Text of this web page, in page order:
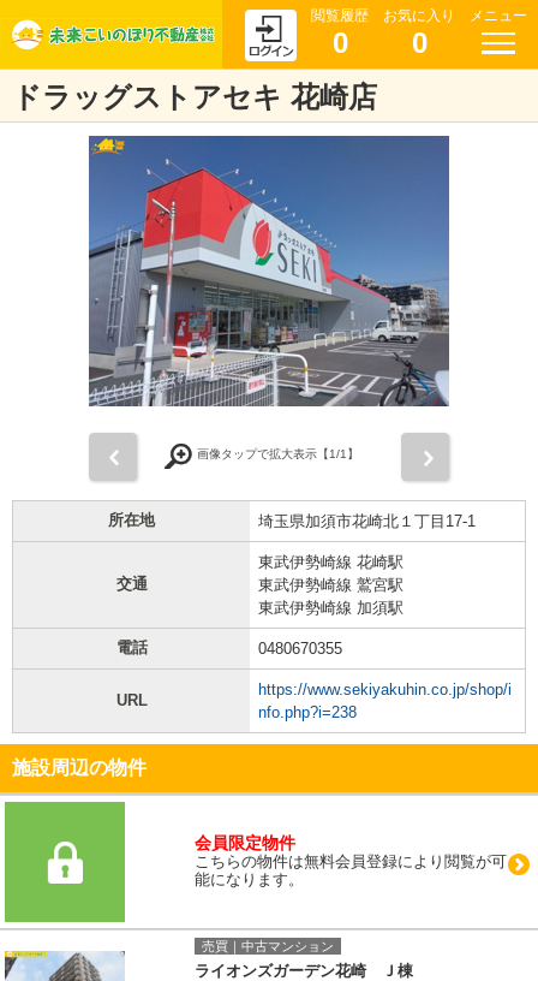
閲覧履歴
0
お気に入り
0
メニュー
ドラッグストアセキ 花崎店
画像タップで拡大表示【1/1】
所在地 埼玉県加須市花崎北１丁目17-1
交通
東武伊勢崎線 花崎駅
東武伊勢崎線 鷲宮駅
東武伊勢崎線 加須駅
電話 0480670355
URL
https://www.sekiyakuhin.co.jp/shop/i
nfo.php?i=238
施設周辺の物件
会員限定物件
こちらの物件は無料会員登録により閲覧が可
能になります。
売買｜中古マンション
ライオンズガーデン花崎 Ｊ棟